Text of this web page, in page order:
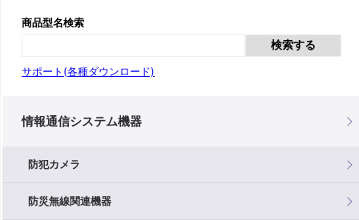
商品型名検索
検索する
サポート(各種ダウンロード)
情報通信システム機器
防犯カメラ
防災無線関連機器